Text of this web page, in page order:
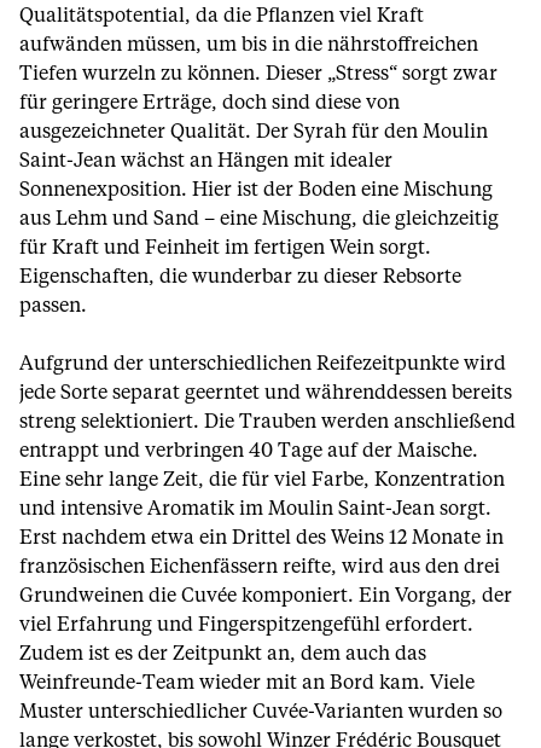
Qualitätspotential, da die Pflanzen viel Kraft
aufwänden müssen, um bis in die nährstoffreichen
Tiefen wurzeln zu können. Dieser „Stress“ sorgt zwar
für geringere Erträge, doch sind diese von
ausgezeichneter Qualität. Der Syrah für den Moulin
Saint-Jean wächst an Hängen mit idealer
Sonnenexposition. Hier ist der Boden eine Mischung
aus Lehm und Sand – eine Mischung, die gleichzeitig
für Kraft und Feinheit im fertigen Wein sorgt.
Eigenschaften, die wunderbar zu dieser Rebsorte
passen.
Aufgrund der unterschiedlichen Reifezeitpunkte wird
jede Sorte separat geerntet und währenddessen bereits
streng selektioniert. Die Trauben werden anschließend
entrappt und verbringen 40 Tage auf der Maische.
Eine sehr lange Zeit, die für viel Farbe, Konzentration
und intensive Aromatik im Moulin Saint-Jean sorgt.
Erst nachdem etwa ein Drittel des Weins 12 Monate in
französischen Eichenfässern reifte, wird aus den drei
Grundweinen die Cuvée komponiert. Ein Vorgang, der
viel Erfahrung und Fingerspitzengefühl erfordert.
Zudem ist es der Zeitpunkt an, dem auch das
Weinfreunde-Team wieder mit an Bord kam. Viele
Muster unterschiedlicher Cuvée-Varianten wurden so
lange verkostet, bis sowohl Winzer Frédéric Bousquet